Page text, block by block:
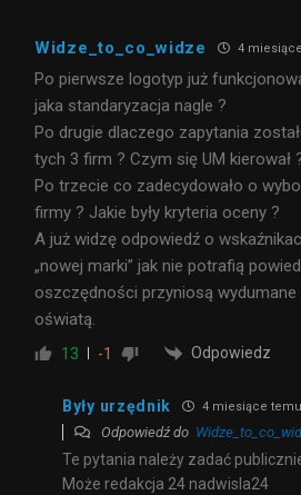
Widze_to_co_widze 4
Po pierwsze logotyp już
jaka standaryzacja nagle ?
Po drugie dlaczego zapytania
tych 3 firm ? Czym się UM kierował
Po trzecie co zadecydowało o
firmy ? Jakie były kryteria oceny ?
A już widzę odpowiedź o
„nowej marki” jak nie potrafią
oszczędności przyniosą wydumane
oświatą.
13 -1 Odpowiedz
Były urzędnik 4 miesiące temu
Odpowiedź do
Te pytania należy zadać
Może redakcja 24 nadwisla24